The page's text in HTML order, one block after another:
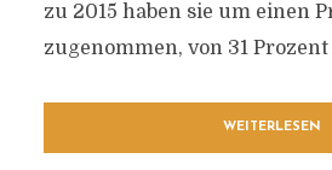
zu 2015 haben sie um einen
zugenommen, von 31
WEITERLESEN